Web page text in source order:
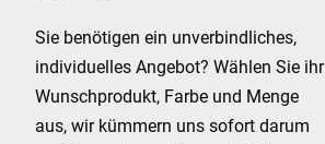
Sie benötigen ein unverbindliches,
individuelles Angebot? Wählen Sie ihr
Wunschprodukt, Farbe und Menge
aus, wir kümmern uns sofort darum